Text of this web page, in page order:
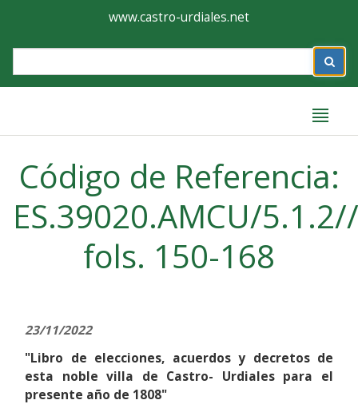
Ayuntamiento
de
Castro-
www.castro-urdiales.net
Código de Referencia:
ES.39020.AMCU/
fols. 150-168
23/11/2022
"Libro de elecciones, acuerdos y decretos de
esta noble villa de Castro- Urdiales para el
presente año de 1808"